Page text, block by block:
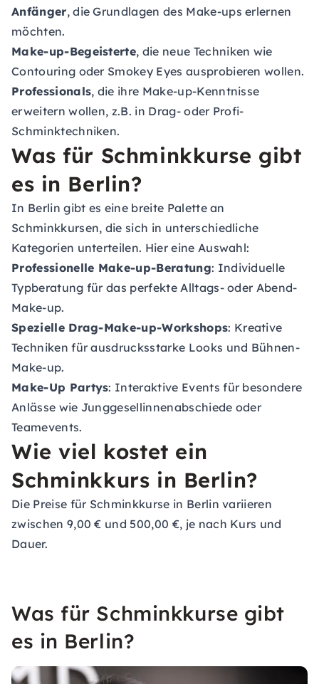
Anfänger, die Grundlagen des Make-ups erlernen
möchten.
Make-up-Begeisterte, die neue Techniken wie
Contouring oder Smokey Eyes ausprobieren wollen.
Professionals, die ihre Make-up-Kenntnisse
erweitern wollen, z.B. in Drag- oder Profi-
Schminktechniken.
Was für Schminkkurse gibt
es in Berlin?
In Berlin gibt es eine breite Palette an
Schminkkursen, die sich in unterschiedliche
Kategorien unterteilen. Hier eine Auswahl:
Professionelle Make-up-Beratung: Individuelle
Typberatung für das perfekte Alltags- oder Abend-
Make-up.
Spezielle Drag-Make-up-Workshops: Kreative
Techniken für ausdrucksstarke Looks und Bühnen-
Make-up.
Make-Up Partys: Interaktive Events für besondere
Anlässe wie Junggesellinnenabschiede oder
Teamevents.
Wie viel kostet ein
Schminkkurs in Berlin?
Die Preise für Schminkkurse in Berlin variieren
zwischen 9,00 € und 500,00 €, je nach Kurs und
Dauer.
Was für Schminkkurse gibt
es in Berlin?